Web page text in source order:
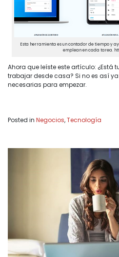
Esta herramienta es un contador de tiempo y
emplean en cada tarea.
Ahora que leíste este artículo: ¿Está
trabajar desde casa? Si no es así
necesarias para empezar.
Posted in Negocios,Tecnología